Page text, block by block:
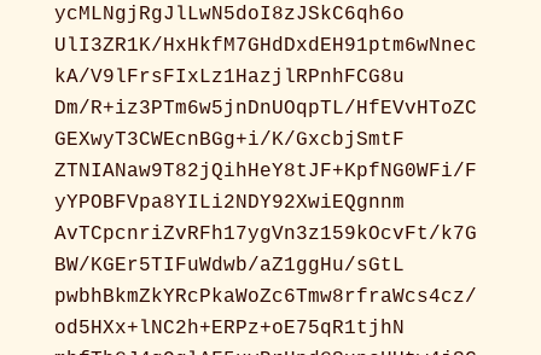
ycMLNgjRgJlLwN5doI8zJSkC6qh6o
UlI3ZR1K/HxHkfM7GHdDxdEH91ptm6wNnec
kA/V9lFrsFIxLz1HazjlRPnhFCG8u
Dm/R+iz3PTm6w5jnDnUOqpTL/HfEVvHToZC
GEXwyT3CWEcnBGg+i/K/GxcbjSmtF
ZTNIANaw9T82jQihHeY8tJF+KpfNG0WFi/F
yYPOBFVpa8YILi2NDY92XwiEQgnnm
AvTCpcnriZvRFh17ygVn3z159kOcvFt/k7G
BW/KGEr5TIFuWdwb/aZ1ggHu/sGtL
pwbhBkmZkYRcPkaWoZc6Tmw8rfraWcs4cz/
od5HXx+lNC2h+ERPz+oE75qR1tjhN